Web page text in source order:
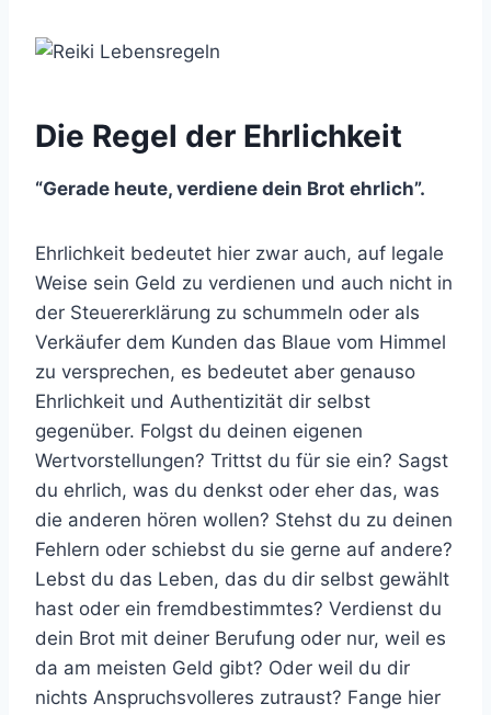
Die Regel der Ehrlichkeit
“Gerade heute, verdiene dein Brot ehrlich”.
Ehrlichkeit bedeutet hier zwar auch, auf legale
Weise sein Geld zu verdienen und auch nicht in
der Steuererklärung zu schummeln oder als
Verkäufer dem Kunden das Blaue vom Himmel
zu versprechen, es bedeutet aber genauso
Ehrlichkeit und Authentizität dir selbst
gegenüber. Folgst du deinen eigenen
Wertvorstellungen? Trittst du für sie ein? Sagst
du ehrlich, was du denkst oder eher das, was
die anderen hören wollen? Stehst du zu deinen
Fehlern oder schiebst du sie gerne auf andere?
Lebst du das Leben, das du dir selbst gewählt
hast oder ein fremdbestimmtes? Verdienst du
dein Brot mit deiner Berufung oder nur, weil es
da am meisten Geld gibt? Oder weil du dir
nichts Anspruchsvolleres zutraust? Fange hier